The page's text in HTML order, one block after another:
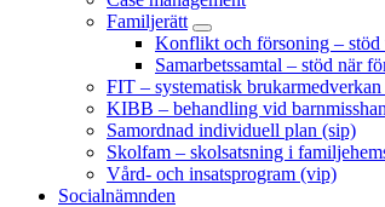
Familjerätt
Konflikt och försoning – stöd
Samarbetssamtal – stöd när
FIT – systematisk
KIBB – behandling vid
Samordnad individuell plan (sip)
Skolfam – skolsatsning i
Vård- och insatsprogram (vip)
Socialnämnden